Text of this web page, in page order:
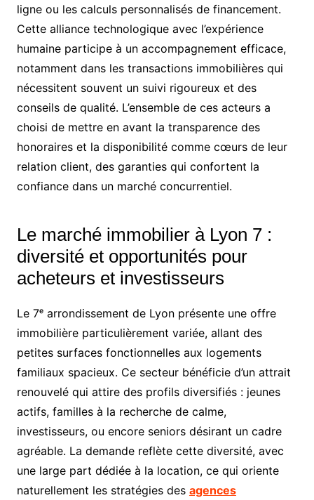
ligne ou les calculs personnalisés de financement.
Cette alliance technologique avec l’expérience
humaine participe à un accompagnement efficace,
notamment dans les transactions immobilières qui
nécessitent souvent un suivi rigoureux et des
conseils de qualité. L’ensemble de ces acteurs a
choisi de mettre en avant la transparence des
honoraires et la disponibilité comme cœurs de leur
relation client, des garanties qui confortent la
confiance dans un marché concurrentiel.
Le marché immobilier à Lyon 7 :
diversité et opportunités pour
acheteurs et investisseurs
Le 7ᵉ arrondissement de Lyon présente une offre
immobilière particulièrement variée, allant des
petites surfaces fonctionnelles aux logements
familiaux spacieux. Ce secteur bénéficie d’un attrait
renouvelé qui attire des profils diversifiés : jeunes
actifs, familles à la recherche de calme,
investisseurs, ou encore seniors désirant un cadre
agréable. La demande reflète cette diversité, avec
une large part dédiée à la location, ce qui oriente
naturellement les stratégies des agences